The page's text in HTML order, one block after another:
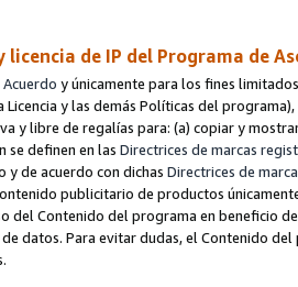
licencia de IP del Programa de
Acuerdo y únicamente para los fines
Licencia y las demás Políticas del
y libre de regalías para: (a) copiar y
se definen en las Directrices de marcas
y de acuerdo con dichas Directrices de
publicitario de productos
del Contenido del programa en beneficio
datos. Para evitar dudas, el Contenido